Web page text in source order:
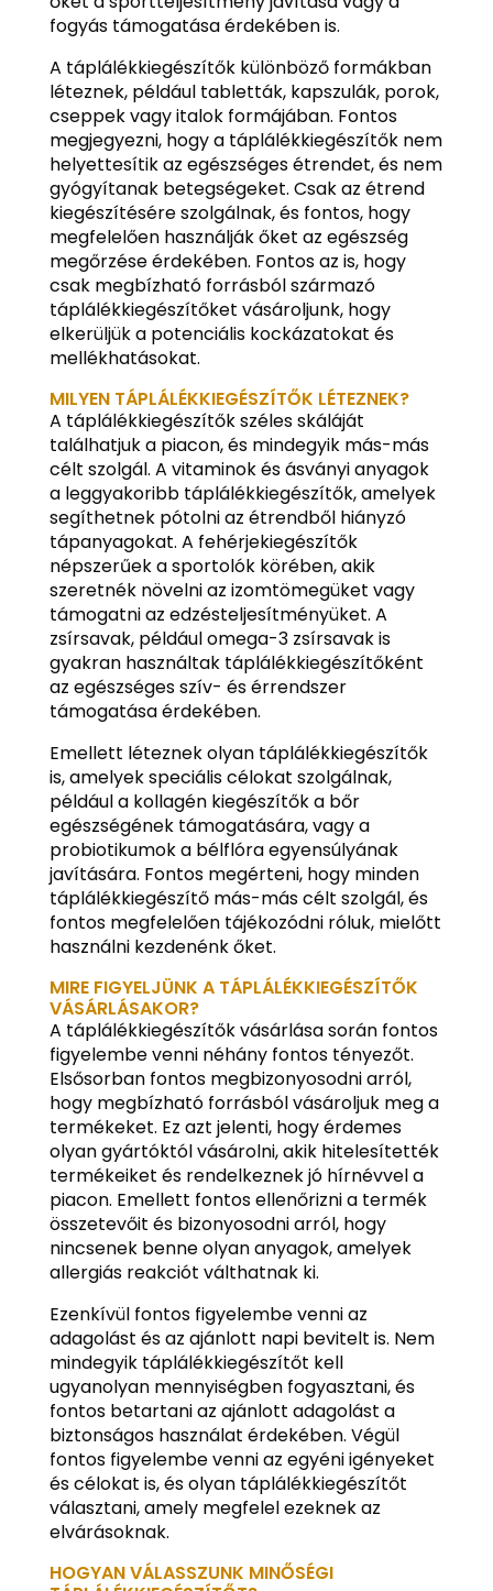
fogyás támogatása érdekében is.
A táplálékkiegészítők különböző formákban
léteznek, például tabletták, kapszulák, porok,
cseppek vagy italok formájában. Fontos
megjegyezni, hogy a táplálékkiegészítők nem
helyettesítik az egészséges étrendet, és nem
gyógyítanak betegségeket. Csak az étrend
kiegészítésére szolgálnak, és fontos, hogy
megfelelően használják őket az egészség
megőrzése érdekében. Fontos az is, hogy
csak megbízható forrásból származó
táplálékkiegészítőket vásároljunk, hogy
elkerüljük a potenciális kockázatokat és
mellékhatásokat.
MILYEN TÁPLÁLÉKKIEGÉSZÍTŐK LÉTEZNEK?
A táplálékkiegészítők széles skáláját
találhatjuk a piacon, és mindegyik más-más
célt szolgál. A vitaminok és ásványi anyagok
a leggyakoribb táplálékkiegészítők, amelyek
segíthetnek pótolni az étrendből hiányzó
tápanyagokat. A fehérjekiegészítők
népszerűek a sportolók körében, akik
szeretnék növelni az izomtömegüket vagy
támogatni az edzésteljesítményüket. A
zsírsavak, például omega-3 zsírsavak is
gyakran használtak táplálékkiegészítőként
az egészséges szív- és érrendszer
támogatása érdekében.
Emellett léteznek olyan táplálékkiegészítők
is, amelyek speciális célokat szolgálnak,
például a kollagén kiegészítők a bőr
egészségének támogatására, vagy a
probiotikumok a bélflóra egyensúlyának
javítására. Fontos megérteni, hogy minden
táplálékkiegészítő más-más célt szolgál, és
fontos megfelelően tájékozódni róluk, mielőtt
használni kezdenénk őket.
MIRE FIGYELJÜNK A TÁPLÁLÉKKIEGÉSZÍTŐK
VÁSÁRLÁSAKOR?
A táplálékkiegészítők vásárlása során fontos
figyelembe venni néhány fontos tényezőt.
Elsősorban fontos megbizonyosodni arról,
hogy megbízható forrásból vásároljuk meg a
termékeket. Ez azt jelenti, hogy érdemes
olyan gyártóktól vásárolni, akik hitelesítették
termékeiket és rendelkeznek jó hírnévvel a
piacon. Emellett fontos ellenőrizni a termék
összetevőit és bizonyosodni arról, hogy
nincsenek benne olyan anyagok, amelyek
allergiás reakciót válthatnak ki.
Ezenkívül fontos figyelembe venni az
adagolást és az ajánlott napi bevitelt is. Nem
mindegyik táplálékkiegészítőt kell
ugyanolyan mennyiségben fogyasztani, és
fontos betartani az ajánlott adagolást a
biztonságos használat érdekében. Végül
fontos figyelembe venni az egyéni igényeket
és célokat is, és olyan táplálékkiegészítőt
választani, amely megfelel ezeknek az
elvárásoknak.
HOGYAN VÁLASSZUNK MINŐSÉGI